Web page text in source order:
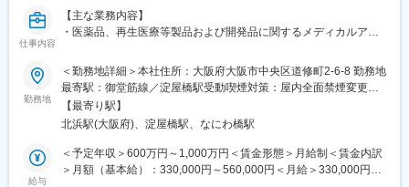
2025年には最大規模となる神戸工場フロンティアが稼働開始。成
長フェーズの企業だからこそ、経験や年齢に関係なく実力次第で
◇グローバルに広がる事業フィールド
日本国内だけでなく、中国・ベトナムに生産拠点を展開してお
り、アジア市場を中心にグローバルな事業を拡大しています。ベ
トナムでは3工場、中国では2工場を運営しており、海外研究所も
に対応できる体制を構築しています。
また、国際化粧品展示会への出展など海外市場への取り組みも積
仕事内容
【主な業務内容】
・医薬品、再生医療等製品および開発品に関するメディカルアフ
【業務詳細】
・医療現場との対話を通じたアンメットメディカルニーズの把握
・メディカルプランの立案および策定
・臨床研究・リアルワールドデータ研究等の企画・立案・推進
・新規エビデンス創出戦略の策定と実行
・対象疾患および製品の適正使用に関する学術活動、疾患啓発活
勤務地
＜勤務地詳細＞本社住所：大阪府大阪市中央区道修町2-6-8 勤務地
最寄駅：御堂筋線／淀屋橋駅受動喫煙対策：屋内全面禁煙変更の
範囲：会社の定める事業所（リモートワーク含む）
【最寄り駅】
北浜駅(大阪府)、淀屋橋駅、なにわ橋駅
給与
＜予定年収＞600万円～1,000万円＜賃金形態＞月給制＜賃金内訳
＞月額（基本給）：330,000円～560,000円＜月給＞330,000円～